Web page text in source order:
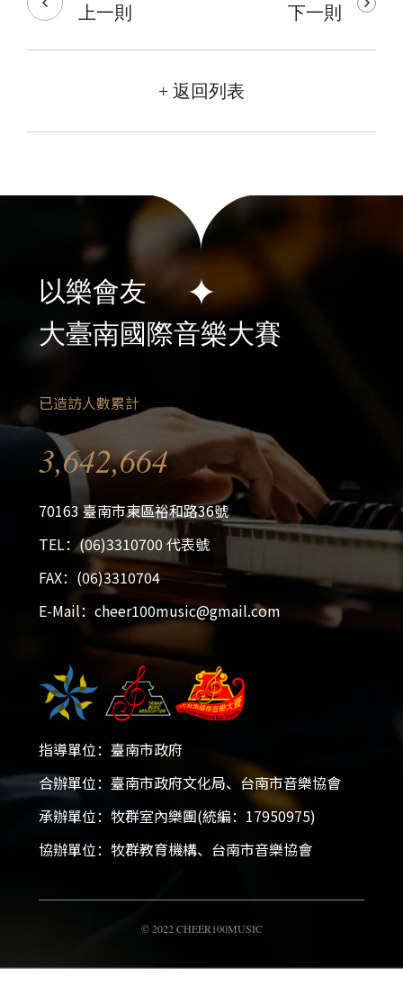
上一則 下一則
+ 返回列表
以樂會友
大臺南國際音樂大賽
已造訪人數累計
3,642,664
70163 臺南市東區裕和路36號
TEL：(06)3310700 代表號
FAX：(06)3310704
E-Mail：cheer100music@gmail.com
指導單位：臺南市政府
合辦單位：臺南市政府文化局、台南市音樂協會
承辦單位：牧群室內樂團(統編：17950975)
協辦單位：牧群教育機構、台南市音樂協會
© 2022 CHEER100MUSIC